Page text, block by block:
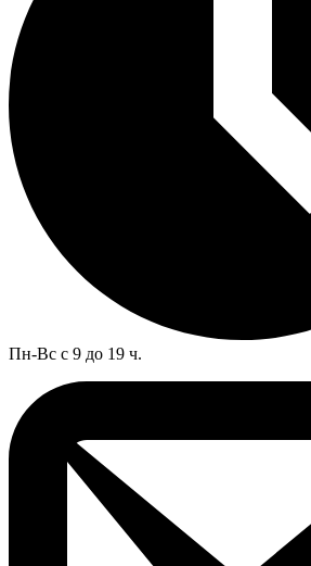
Пн-Вс с 9 до 19 ч.